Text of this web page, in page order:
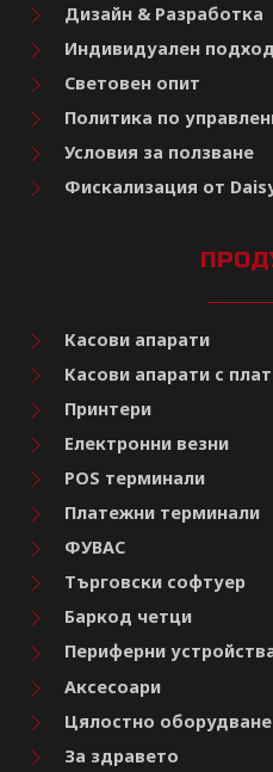
Дизайн & Разработка
Индивидуален подход
Световен опит
Политика по
Условия за ползване
Фискализация от
Касови апарати
Касови апарати с
Принтери
Електронни везни
POS терминали
Платежни терминали
ФУВАС
Търговски софтуер
Баркод четци
Периферни
Аксесоари
Цялостно
За здравето